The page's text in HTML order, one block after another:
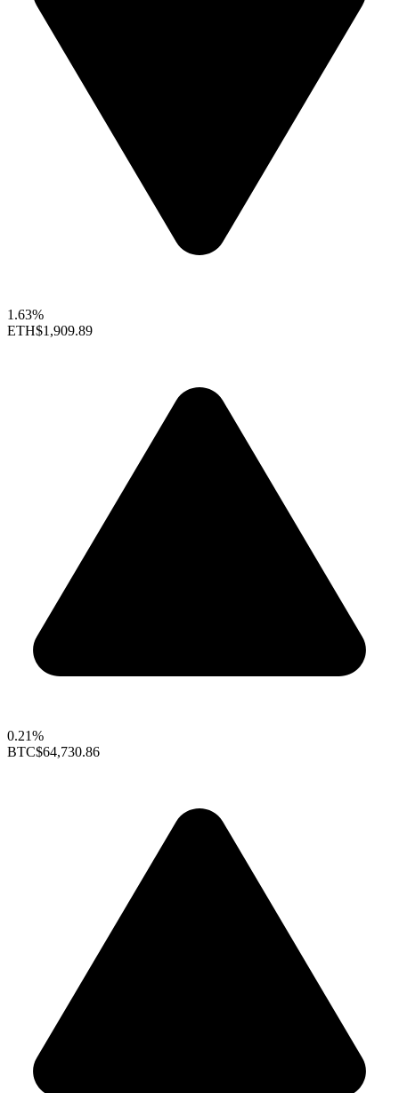
1.63%
ETH$1,909.89
0.21%
BTC$64,730.86